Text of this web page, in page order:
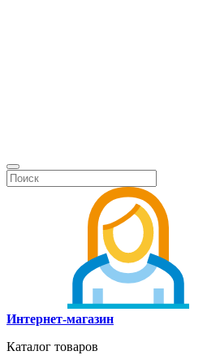
Интернет-магазин
Каталог товаров